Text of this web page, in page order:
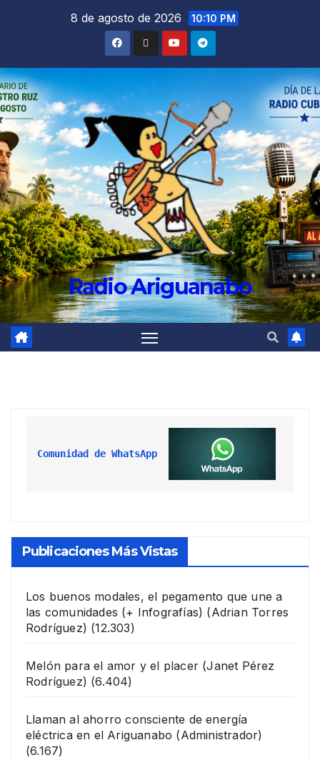
8 de agosto de 2026 10:10 PM
Radio Ariguanabo
Comunidad de WhatsApp
Publicaciones Más Vistas
Los buenos modales, el pegamento que une a
las comunidades (+ Infografías) (Adrian Torres
Rodríguez) (12.303)
Melón para el amor y el placer (Janet Pérez
Rodríguez) (6.404)
Llaman al ahorro consciente de energía
eléctrica en el Ariguanabo (Administrador)
(6.167)